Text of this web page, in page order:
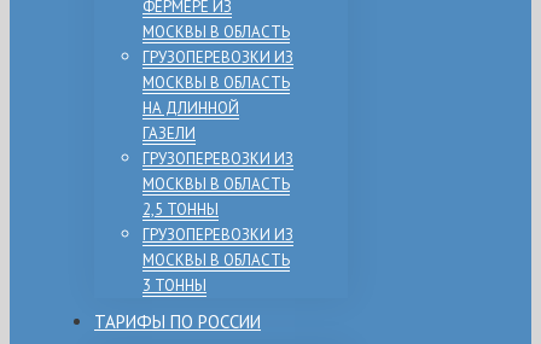
ФЕРМЕРЕ ИЗ
МОСКВЫ В ОБЛАСТЬ
ГРУЗОПЕРЕВОЗКИ ИЗ
МОСКВЫ В ОБЛАСТЬ
НА ДЛИННОЙ
ГАЗЕЛИ
ГРУЗОПЕРЕВОЗКИ ИЗ
МОСКВЫ В ОБЛАСТЬ
2,5 ТОННЫ
ГРУЗОПЕРЕВОЗКИ ИЗ
МОСКВЫ В ОБЛАСТЬ
3 ТОННЫ
ТАРИФЫ ПО РОССИИ